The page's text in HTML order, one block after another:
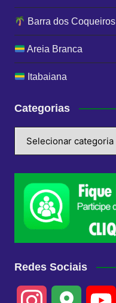
Barra dos Coqueiros
Areia Branca
Itabaiana
Categorias
Redes Sociais